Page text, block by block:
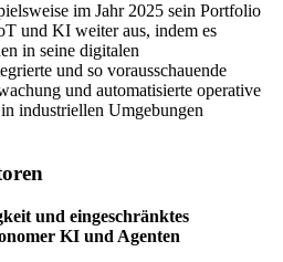
im Jahr 2025 sein Portfolio
und KI weiter aus, indem es
in seine digitalen
und so vorausschauende
und automatisierte operative
industriellen Umgebungen
und eingeschränktes
KI und Agenten